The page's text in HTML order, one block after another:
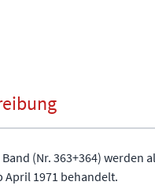
(Nr. 363+364) werden
April 1971 behandelt.